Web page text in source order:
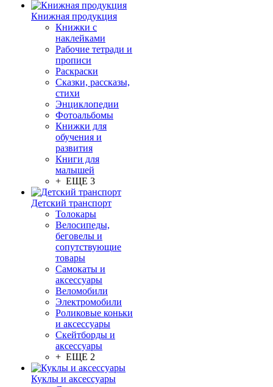
Книжная продукция
Книжки с
наклейками
Рабочие тетради и
прописи
Раскраски
Сказки, рассказы,
стихи
Энциклопедии
Фотоальбомы
Книжки для
обучения и
развития
Книги для
малышей
+ ЕЩЕ 3
Детский транспорт
Толокары
Велосипеды,
беговелы и
сопутствующие
товары
Самокаты и
аксессуары
Веломобили
Электромобили
Роликовые коньки
и аксессуары
Скейтборды и
аксессуары
+ ЕЩЕ 2
Куклы и аксессуары